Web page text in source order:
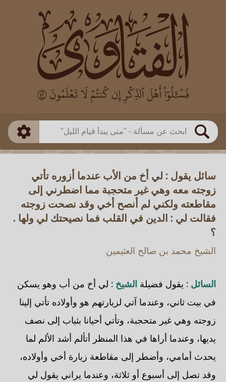
بحث
العالم
بن باز
بن العثيمين
اللجنة الدائمة
طريقة البحث
ذكي
سائل يقول : لي أخ من الأب عندما أزوره تأتي
زوجته معه وهي غير متحجبة مما اضطرني إلى
مقاطعته ولكني لم أنصح أخي وقد نصحت زوجته
فقالت لي : الدين في القلب فما نصيحتك لي ولها .
؟
الشيخ محمد بن صالح العثيمين
السائل : يقول فضيلة الشيخ : لي أخ من أب وهو يسكن
في بيت ثاني، وعندما آتي لزيارتهم هو وأولاده تأتي إلينا
زوجته وهي غير متحجبة، وتأتي أحيانا بثياب إلى نصف
يديها، وعندما أراها في هذا المنظر أتألم أشد الألم لما
يحدث أمامي، وأضطر إلى مقاطعة زيارة أخي وأولاده،
وقد تصل إلى أسبوع أو ثلاثة، وعندما يراني يقول لي